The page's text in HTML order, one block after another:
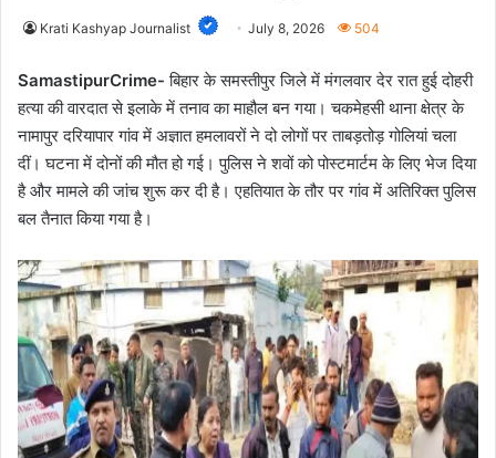
Krati Kashyap Journalist July 8, 2026 504
SamastipurCrime- बिहार के समस्तीपुर जिले में मंगलवार देर रात हुई दोहरी
हत्या की वारदात से इलाके में तनाव का माहौल बन गया। चकमेहसी थाना क्षेत्र के
नामापुर दरियापार गांव में अज्ञात हमलावरों ने दो लोगों पर ताबड़तोड़ गोलियां चला
दीं। घटना में दोनों की मौत हो गई। पुलिस ने शवों को पोस्टमार्टम के लिए भेज दिया
है और मामले की जांच शुरू कर दी है। एहतियात के तौर पर गांव में अतिरिक्त पुलिस
बल तैनात किया गया है।